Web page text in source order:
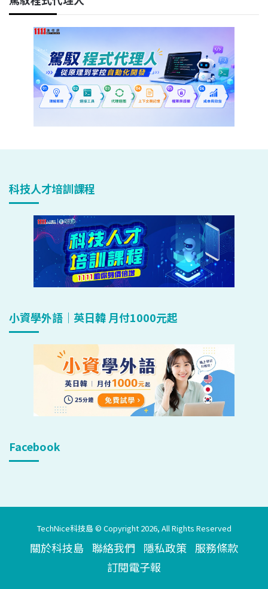
科技人才培訓課程
小資學外語｜英日韓 月付1000元起
Facebook
TechNice科技島 © Copyright 2026, All Rights Reserved
關於科技島 聯絡我們 隱私政策 服務條款
訂閱電子報